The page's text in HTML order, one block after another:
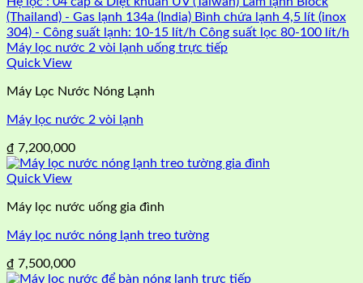
Quick View
Máy Lọc Nước Nóng Lạnh
Máy lọc nước 2 vòi lạnh
₫ 7,200,000
Quick View
Máy lọc nước uống gia đình
Máy lọc nước nóng lạnh treo tường
₫ 7,500,000